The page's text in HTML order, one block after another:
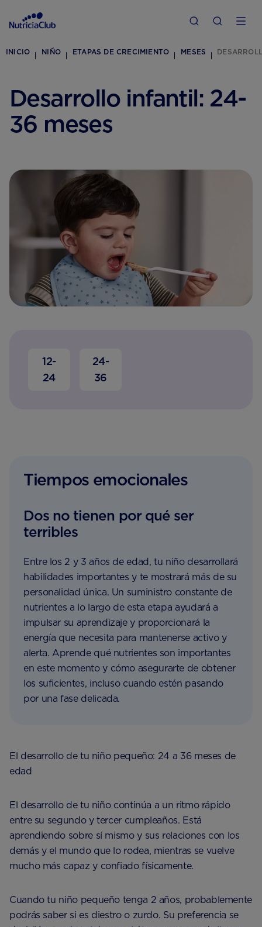
INICIO NIÑO ETAPAS DE CRECIMIENTO MESES
Desarrollo infantil: 24-
36 meses
12-
24
24-
36
Tiempos emocionales
Dos no tienen por qué ser
terribles
Entre los 2 y 3 años de edad, tu niño desarrollará
habilidades importantes y te mostrará más de su
personalidad única. Un suministro constante de
nutrientes a lo largo de esta etapa ayudará a
impulsar su aprendizaje y proporcionará la
energía que necesita para mantenerse activo y
alerta. Aprende qué nutrientes son importantes
en este momento y cómo asegurarte de obtener
los suficientes, incluso cuando estén pasando
por una fase delicada.
El desarrollo de tu niño pequeño: 24 a 36 meses de
edad
El desarrollo de tu niño continúa a un ritmo rápido
entre su segundo y tercer cumpleaños. Está
aprendiendo sobre sí mismo y sus relaciones con los
demás y el mundo que lo rodea, mientras se vuelve
mucho más capaz y confiado físicamente.
Cuando tu niño pequeño tenga 2 años, probablemente
podrás saber si es diestro o zurdo. Su preferencia se